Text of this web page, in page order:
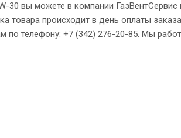
30 вы можете в компании
товара происходит в день оплаты
по телефону: +7 (342) 276-20-85. Мы